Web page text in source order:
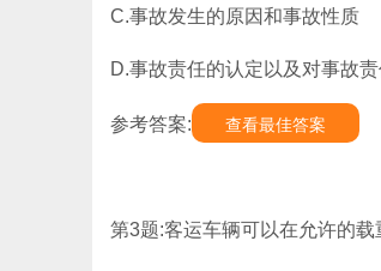
C.事故发生的原因和事故性质
D.事故责任的认定以及对事故
参考答案: 查看最佳答案
第3题:客运车辆可以在允许的载